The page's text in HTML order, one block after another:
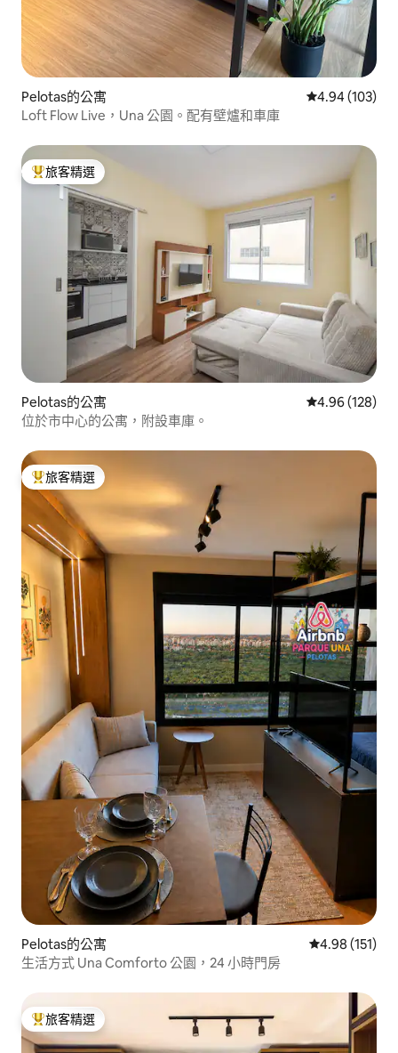
Pelotas的公寓 從 103 則評價
4.94 (103)
Loft Flow Live，Una 公園。配有壁爐和車庫
旅客精選榜首
旅客精選
Pelotas的公寓 從 128 則評價
4.96 (128)
位於市中心的公寓，附設車庫。
旅客精選榜首
旅客精選
Pelotas的公寓 從 151 則評價
4.98 (151)
生活方式 Una Comforto 公園，24 小時門房
旅客精選榜首
旅客精選